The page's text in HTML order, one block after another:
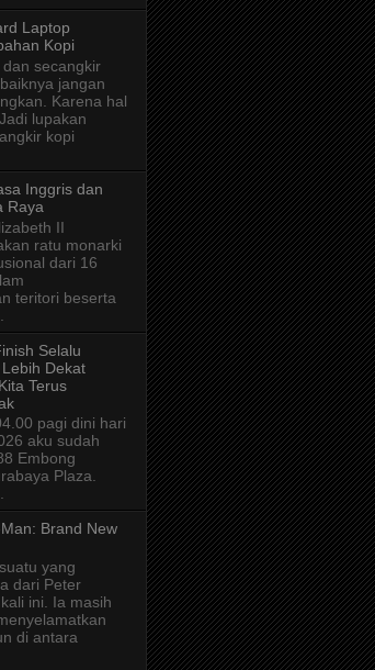
Laptop
Kopi
secangkir
jangan
Karena hal
lupakan
kopi
Inggris dan
Raya
II
ratu monarki
dari 16
teritori beserta
Selalu
Dekat
Terus
pagi dini hari
aku sudah
Embong
Plaza.
Brand New
yang
dari Peter
ini. Ia masih
di antara